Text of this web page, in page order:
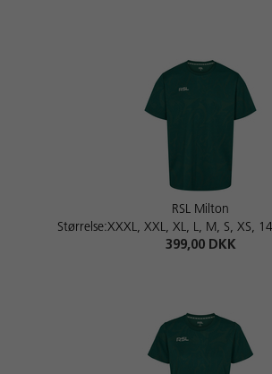
RSL Milton
Størrelse:XXXL, XXL, XL, L, M, S, XS,
399,00 DKK